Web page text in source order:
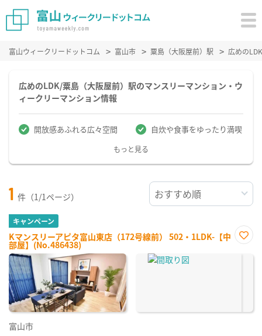
富山ウィークリードットコム 富山市 粟島（大阪屋前）駅 広めの
広めのLDK/粟島（大阪屋前）駅のマンスリーマンション・ウ
ィークリーマンション情報
開放感あふれる広々空間 自炊や食事をゆったり満喫
もっと見る
1 件（1/1ページ）
キャンペーン
Kマンスリーアピタ富山東店（172号線前） 502・1LDK-【中
部屋】(No.486438)
に入
富山市